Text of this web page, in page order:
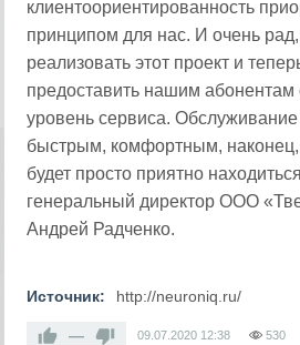
клиентоориентированность
принципом для нас. И очень
реализовать этот проект и
предоставить нашим
уровень сервиса. Обслуживание
быстрым, комфортным,
будет просто приятно
генеральный директор ООО
Андрей Радченко.
Источник: http://neuroniq.ru/
— 09.07.2020 12:38 530